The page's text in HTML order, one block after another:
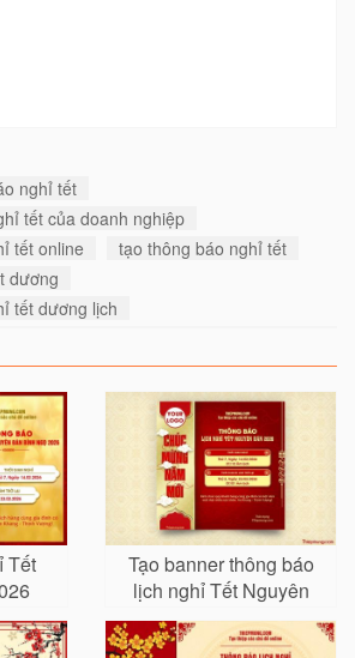
nghỉ tết
tết của doanh nghiệp
tết online
tạo thông báo nghỉ tết
dương
tết dương lịch
Tết
Tạo banner thông báo
lịch nghỉ Tết Nguyên
Đán truyền thống
chuyên nghiệp